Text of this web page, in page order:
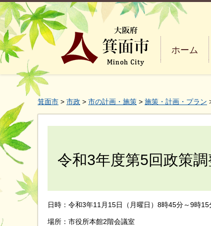
ホーム
箕面市 > 市政 > 市の計画・施策 > 施策・計画・プラン
令和3年度第5回政策
日時：令和3年11月15日（月曜日）8時45分～9時15
場所：市役所本館2階会議室